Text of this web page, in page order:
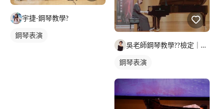
宇捷-鋼琴教學?
鋼琴表演
吳老師鋼琴教學??檢定｜比賽｜考試升學
鋼琴表演